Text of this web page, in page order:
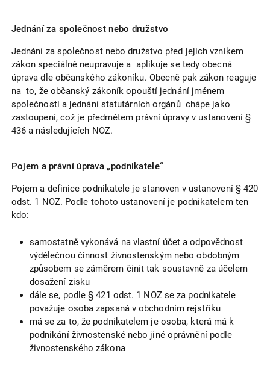
Jednání za společnost nebo družstvo
Jednání za společnost nebo družstvo před jejich vznikem
zákon speciálně neupravuje a aplikuje se tedy obecná
úprava dle občanského zákoníku. Obecně pak zákon reaguje
na to, že občanský zákoník opouští jednání jménem
společnosti a jednání statutárních orgánů chápe jako
zastoupení, což je předmětem právní úpravy v ustanovení §
436 a následujících NOZ.
Pojem a právní úprava „podnikatele“
Pojem a definice podnikatele je stanoven v ustanovení § 420
odst. 1 NOZ. Podle tohoto ustanovení je podnikatelem ten
kdo:
samostatně vykonává na vlastní účet a odpovědnost
výdělečnou činnost živnostenským nebo obdobným
způsobem se záměrem činit tak soustavně za účelem
dosažení zisku
dále se, podle § 421 odst. 1 NOZ se za podnikatele
považuje osoba zapsaná v obchodním rejstříku
má se za to, že podnikatelem je osoba, která má k
podnikání živnostenské nebo jiné oprávnění podle
živnostenského zákona